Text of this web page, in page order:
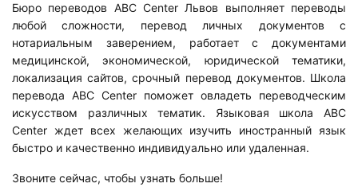
Бюро переводов ABC Center Львов выполняет переводы
любой сложности, перевод личных документов с
нотариальным заверением, работает с документами
медицинской, экономической, юридической тематики,
локализация сайтов, срочный перевод документов. Школа
перевода ABC Center поможет овладеть переводческим
искусством различных тематик. Языковая школа ABC
Center ждет всех желающих изучить иностранный язык
быстро и качественно индивидуально или удаленная.
Звоните сейчас, чтобы узнать больше!